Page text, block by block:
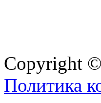
Copyright ©
Политика